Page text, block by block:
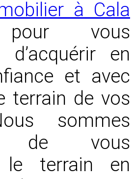
à Cala
vous
d’acquérir en
et avec
terrain de vos
sommes
de vous
le terrain en